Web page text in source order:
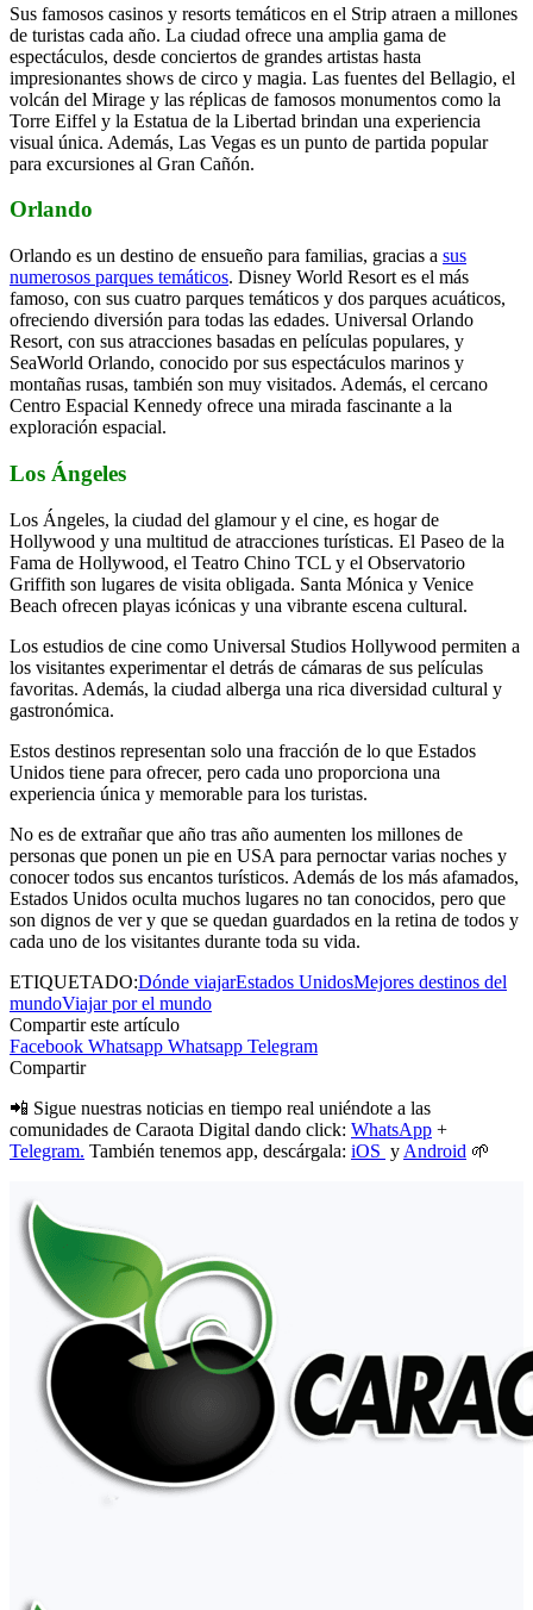
Sus famosos casinos y resorts temáticos en el Strip atraen a millones
de turistas cada año. La ciudad ofrece una amplia gama de
espectáculos, desde conciertos de grandes artistas hasta
impresionantes shows de circo y magia. Las fuentes del Bellagio, el
volcán del Mirage y las réplicas de famosos monumentos como la
Torre Eiffel y la Estatua de la Libertad brindan una experiencia
visual única. Además, Las Vegas es un punto de partida popular
para excursiones al Gran Cañón.
Orlando
Orlando es un destino de ensueño para familias, gracias a sus
numerosos parques temáticos. Disney World Resort es el más
famoso, con sus cuatro parques temáticos y dos parques acuáticos,
ofreciendo diversión para todas las edades. Universal Orlando
Resort, con sus atracciones basadas en películas populares, y
SeaWorld Orlando, conocido por sus espectáculos marinos y
montañas rusas, también son muy visitados. Además, el cercano
Centro Espacial Kennedy ofrece una mirada fascinante a la
exploración espacial.
Los Ángeles
Los Ángeles, la ciudad del glamour y el cine, es hogar de
Hollywood y una multitud de atracciones turísticas. El Paseo de la
Fama de Hollywood, el Teatro Chino TCL y el Observatorio
Griffith son lugares de visita obligada. Santa Mónica y Venice
Beach ofrecen playas icónicas y una vibrante escena cultural.
Los estudios de cine como Universal Studios Hollywood permiten a
los visitantes experimentar el detrás de cámaras de sus películas
favoritas. Además, la ciudad alberga una rica diversidad cultural y
gastronómica.
Estos destinos representan solo una fracción de lo que Estados
Unidos tiene para ofrecer, pero cada uno proporciona una
experiencia única y memorable para los turistas.
No es de extrañar que año tras año aumenten los millones de
personas que ponen un pie en USA para pernoctar varias noches y
conocer todos sus encantos turísticos. Además de los más afamados,
Estados Unidos oculta muchos lugares no tan conocidos, pero que
son dignos de ver y que se quedan guardados en la retina de todos y
cada uno de los visitantes durante toda su vida.
ETIQUETADO:Dónde viajarEstados UnidosMejores destinos del
mundoViajar por el mundo
Compartir este artículo
Facebook Whatsapp Whatsapp Telegram
Compartir
📲 Sigue nuestras noticias en tiempo real uniéndote a las
comunidades de Caraota Digital dando click: WhatsApp +
Telegram. También tenemos app, descárgala: iOS y Android 🌱